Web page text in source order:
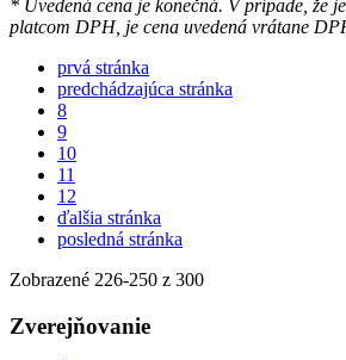
* Uvedená cena je konečná. V prípade, že
platcom DPH, je cena uvedená vrátane
prvá stránka
predchádzajúca stránka
8
9
10
11
12
ďalšia stránka
posledná stránka
Zobrazené 226-250 z 300
Zverejňovanie